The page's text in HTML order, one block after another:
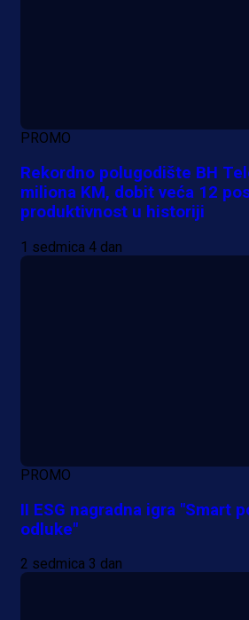
PROMO
Rekordno polugodište BH
miliona KM, dobit veća 12
produktivnost u historiji
1 sedmica 4 dan
PROMO
II ESG nagradna igra "Smart
odluke"
2 sedmica 3 dan